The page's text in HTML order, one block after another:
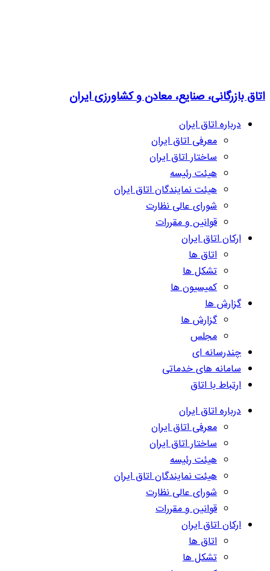
اتاق بازرگانی، صنایع، معادن و کشاورزی ایران
درباره اتاق ایران
معرفی اتاق ایران
ساختار اتاق ایران
هیئت رئیسه
هیئت نمایندگان اتاق ایران
شورای عالی نظارت
قوانین و مقررات
ارکان اتاق ایران
اتاق ها
تشکل ها
کمیسیون ها
گزارش ها
گزارش ها
مجلس
چندرسانه ای
سامانه های خدماتی
ارتباط با اتاق
درباره اتاق ایران
معرفی اتاق ایران
ساختار اتاق ایران
هیئت رئیسه
هیئت نمایندگان اتاق ایران
شورای عالی نظارت
قوانین و مقررات
ارکان اتاق ایران
اتاق ها
تشکل ها